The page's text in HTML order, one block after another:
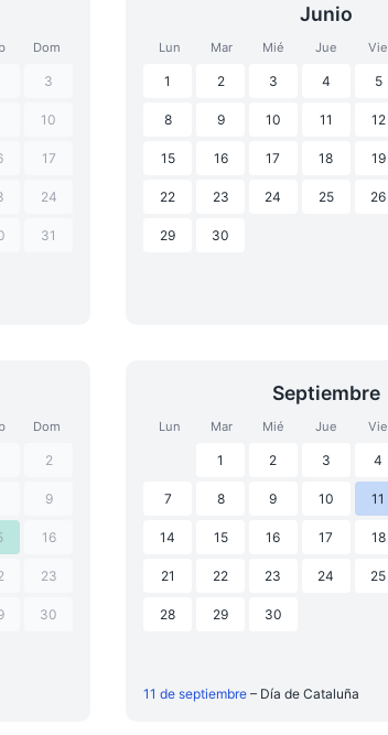
Dom
3
10
17
24
31
Junio
Lun Mar Mié Jue Vie
1 2 3 4 5
8 9 10 11 12
15 16 17 18 19
22 23 24 25 26
29 30
Dom
2
9
16
23
30
Septiembre
Lun Mar Mié Jue Vie
1 2 3 4
7 8 9 10 11
14 15 16 17 18
21 22 23 24 25
28 29 30
11 de septiembre– Día de Cataluña